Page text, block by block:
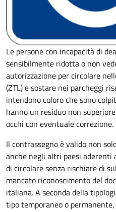
Le persone con incapacità di
sensibilmente ridotta o non
autorizzazione per circolare
(ZTL) e sostare nei parcheggi
intendono coloro che sono
hanno un residuo non
occhi con eventuale correzione.
Il contrassegno è valido non
anche negli altri paesi aderenti
di circolare senza rischiare di
mancato riconoscimento del
italiana. A seconda della
tipo temporaneo o